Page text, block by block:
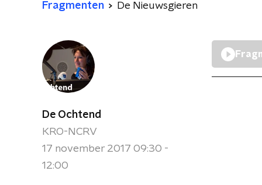
Fragmenten De Nieuwsgieren
De Ochtend
KRO-NCRV
17 november 2017 09:30 -
12:00